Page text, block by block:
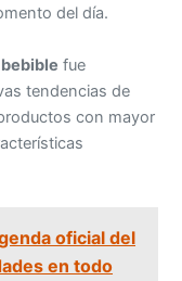
del día.
fue
tendencias de
con mayor
oficial del
en todo